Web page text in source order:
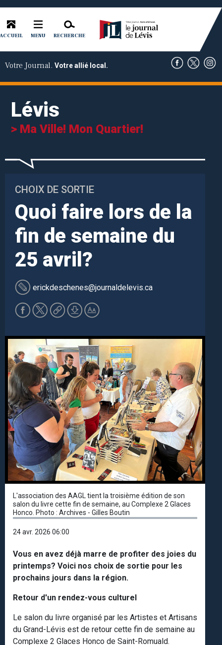
ACCUEIL MENU RECHERCHE
Votre Journal. Votre allié local.
Lévis
> Ma Ville! Mon Quartier!
CHOIX DE SORTIE
Quoi faire lors de la
fin de semaine du
25 avril?
erickdeschenes@journaldelevis.ca
L'association des AAGL tient la troisième édition de son
salon du livre cette fin de semaine, au Complexe 2 Glaces
Honco. Photo : Archives - Gilles Boutin
24 avr. 2026 06:00
Vous en avez déjà marre de profiter des joies du
printemps? Voici nos choix de sortie pour les
prochains jours dans la région.
Retour d'un rendez-vous culturel
Le salon du livre organisé par les Artistes et Artisans
du Grand-Lévis est de retour cette fin de semaine au
Complexe 2 Glaces Honco de Saint-Romuald.